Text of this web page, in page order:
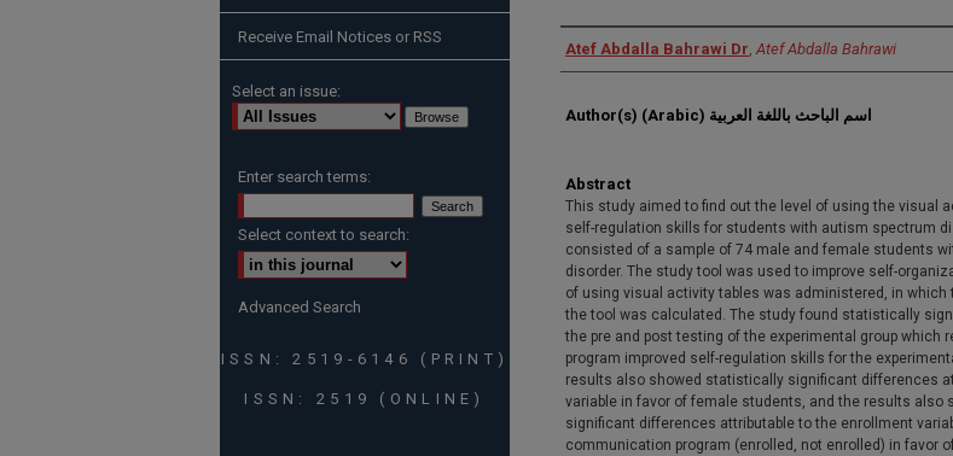
Authors
Atef Abdalla Bahrawi Dr,Atef Abdalla Bahrawi
Author(s) (Arabic) اسم الباحث باللغة العربية
Abstract
This study aimed to find out the level of using the visual
self-regulation skills for students with autism spectrum
consisted of a sample of 74 male and female students
disorder. The study tool was used to improve self-
of using visual activity tables was administered, in which
the tool was calculated. The study found statistically
the pre and post testing of the experimental group which
program improved self-regulation skills for the
results also showed statistically significant differences
variable in favor of female students, and the results also
significant differences attributable to the enrollment
communication program (enrolled, not enrolled) in favor
Receive Email Notices or RSS
Select an issue:
Enter search terms:
Select context to search:
Advanced Search
ISSN: 2519-6146 (PRINT)
ISSN: 2519 (ONLINE)